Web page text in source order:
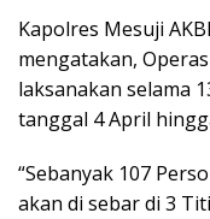
Kapolres Mesuji
mengatakan,
laksanakan selama
tanggal 4 April
“Sebanyak 107
akan di sebar di 3